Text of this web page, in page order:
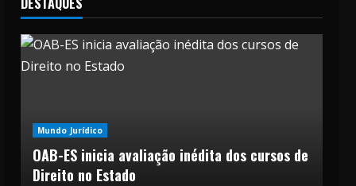
Mundo Jurídico
OAB-ES inicia avaliação inédita dos cursos de
Direito no Estado